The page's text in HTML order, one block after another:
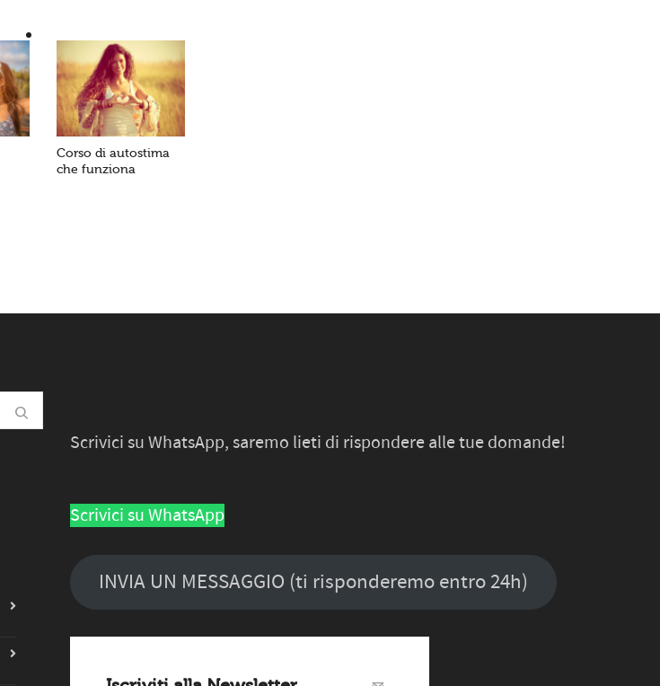
Corso di autostima
che funziona
Scrivici su WhatsApp, saremo lieti di rispondere alle tue domande!
Scrivici su WhatsApp
INVIA UN MESSAGGIO (ti risponderemo entro 24h)